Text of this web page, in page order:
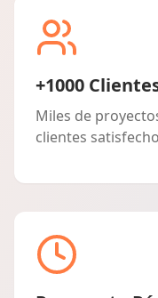
+1000
Miles de
clientes